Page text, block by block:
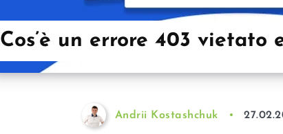
Cos’è un errore 403 vietato
Andrii Kostashchuk